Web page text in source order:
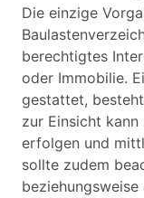
Die einzige
berechtigtes
oder Immobilie.
gestattet,
zur Einsicht
erfolgen und
sollte zudem